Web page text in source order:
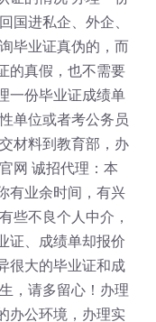
国进私企、外企、
毕业证真伪的，而
的真假，也不需要
一份毕业证成绩单
单位或者考公务员
材料到教育部，办
网 诚招代理：本
有业余时间，有兴
些不良个人中介，
证、成绩单却报价
很大的毕业证和成
，请多留心！办理
办公环境，办理实